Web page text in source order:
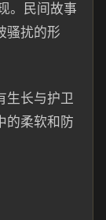
。民间故事
骚扰的形
生长与护卫
的柔软和防